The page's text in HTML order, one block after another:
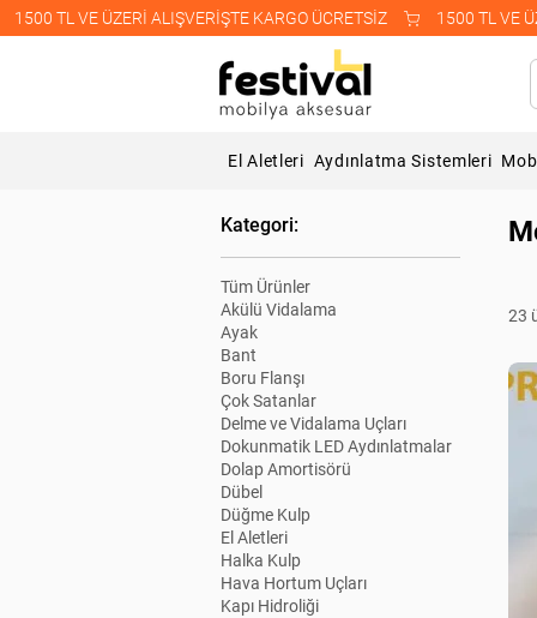
    1500 TL VE ÜZERİ ALIŞVERİŞTE KARGO ÜCRETSİZ
El Aletleri Aydınlatma Sistemleri
Kategori:
Tüm Ürünler
Akülü Vidalama
Ayak
Bant
Boru Flanşı
Çok Satanlar
Delme ve Vidalama Uçları
Dokunmatik LED Aydınlatmalar
Dolap Amortisörü
Dübel
Düğme Kulp
El Aletleri
Halka Kulp
Hava Hortum Uçları
Kapı Hidroliği
23